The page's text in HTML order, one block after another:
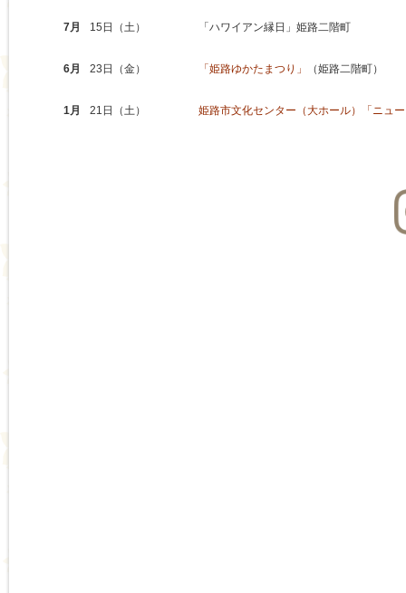
7月 15日（土） 「ハワイアン縁日」姫路二階町
6月 23日（金） 「姫路ゆかたまつり」 （姫路
1月 21日（土） 姫路市文化センター（大ホール）「ニュ